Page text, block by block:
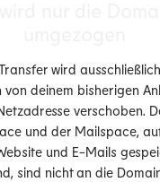
wird
von deinem bisherigen
verschoben.
und der Mailspace,
und E-Mails
sind nicht an die